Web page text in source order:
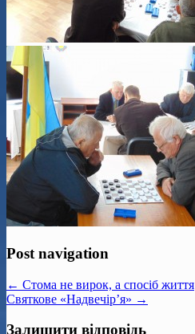
Post navigation
← Стома не вирок, а спосіб життя
Святкове «Надвечір’я» →
Залишити відповідь